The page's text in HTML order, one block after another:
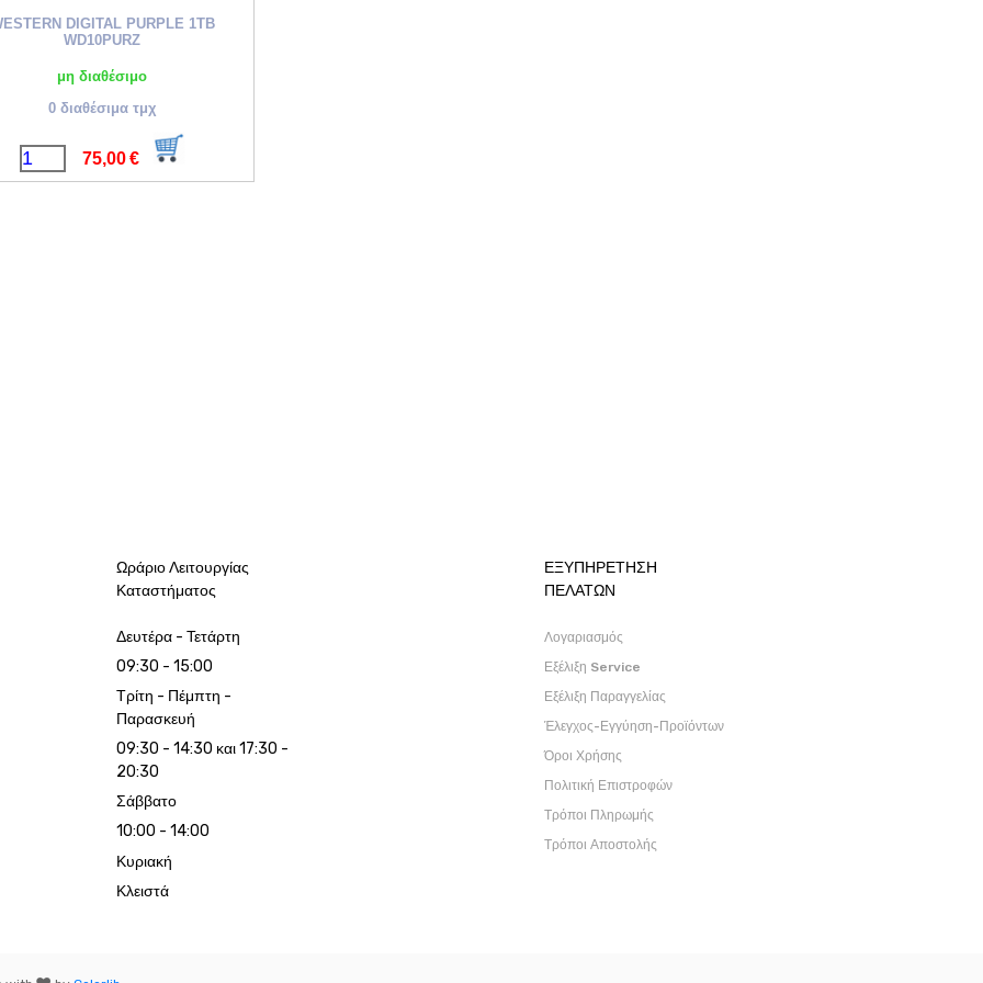
DIGITAL PURPLE 1TB
WD10PURZ
μη διαθέσιμο
0 διαθέσιμα τμχ
75,00€
Ωράριο Λειτουργίας
Καταστήματος
Δευτέρα - Τετάρτη
09:30 - 15:00
Τρίτη - Πέμπτη -
Παρασκευή
09:30 - 14:30 και 17:30 -
20:30
Σάββατο
10:00 - 14:00
Κυριακή
Κλειστά
ΕΞΥΠΗΡΕΤΗΣΗ
ΠΕΛΑΤΩΝ
Λογαριασμός
Εξέλιξη Service
Εξέλιξη Παραγγελίας
Έλεγχος-Εγγύηση-Προϊόντων
Όροι Χρήσης
Πολιτική Επιστροφών
Τρόποι Πληρωμής
Τρόποι Αποστολής